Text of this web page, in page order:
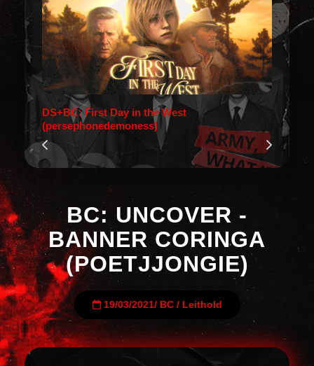
DS+BC: First Day in the West
(persephonedemoness)
BC: UNCOVER -
BANNER CORINGA
(POETJJONGIE)
19/03/2021/ BC/ Leithold